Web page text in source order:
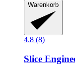
Warenkorb
4.8 (8)
Slice